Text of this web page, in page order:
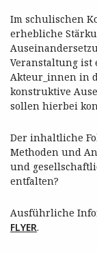
Im schulischen
erhebliche
Veranstaltung ist
Akteur_innen in
konstruktive
sollen hierbei
Der inhaltliche
Methoden und
und
entfalten?
Ausführliche
FLYER.